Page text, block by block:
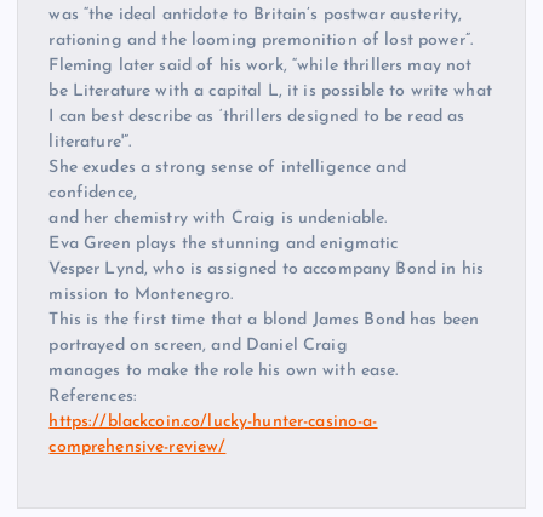
was “the ideal antidote to Britain’s postwar austerity,
rationing and the looming premonition of lost power”.
Fleming later said of his work, “while thrillers may not
be Literature with a capital L, it is possible to write what
I can best describe as ‘thrillers designed to be read as
literature'”.
She exudes a strong sense of intelligence and
confidence,
and her chemistry with Craig is undeniable.
Eva Green plays the stunning and enigmatic
Vesper Lynd, who is assigned to accompany Bond in his
mission to Montenegro.
This is the first time that a blond James Bond has been
portrayed on screen, and Daniel Craig
manages to make the role his own with ease.
References:
https://blackcoin.co/lucky-hunter-casino-a-
comprehensive-review/